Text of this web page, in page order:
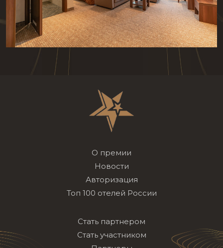
О премии
Новости
Авторизация
Топ 100 отелей России
Стать партнером
Стать участником